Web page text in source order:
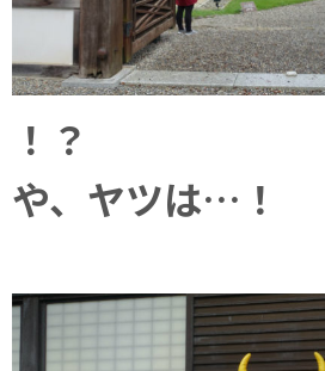
！？
や、ヤツは…！